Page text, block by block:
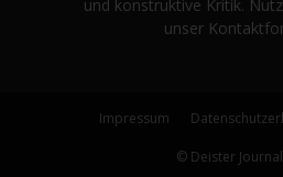
und konstruktive Kritik.
unser
Impressum
© Deister